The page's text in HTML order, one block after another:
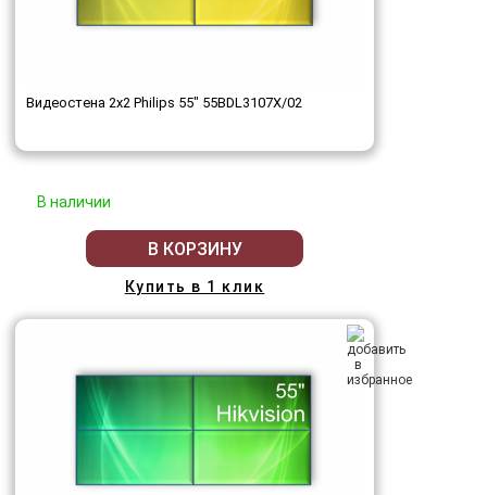
Видеостена 2x2 Philips 55" 55BDL3107X/02
В наличии
В КОРЗИНУ
Купить в 1 клик